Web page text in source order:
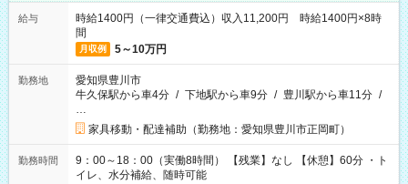
給与
時給1400円（一律交通費込）収入11,200円 時給1400円×8時
間
月収例 5～10万円
勤務地
愛知県豊川市
牛久保駅から車4分 / 下地駅から車9分 / 豊川駅から車11分 /
…
家具移動・配達補助（勤務地：愛知県豊川市正岡町）
勤務時間
9：00～18：00（実働8時間） 【残業】なし 【休憩】60分 ・ト
イレ、水分補給、随時可能